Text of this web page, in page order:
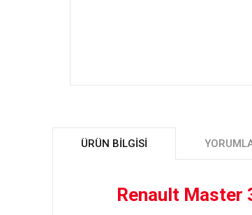
ÜRÜN BILGISI
Renault Master